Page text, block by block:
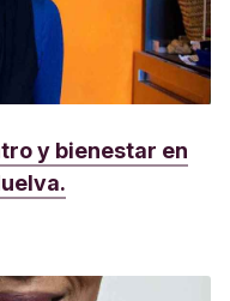
y bienestar en